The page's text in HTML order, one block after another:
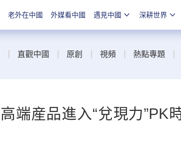
老外在中國 外媒看中國 遇見中國 深耕世界
直觀中國 原創 視頻 熱點專題
端産品進入“兌現力”PK